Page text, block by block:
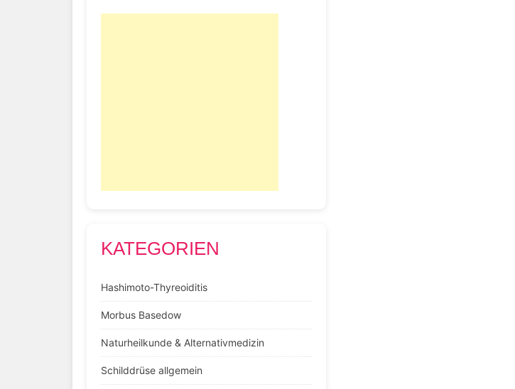
KATEGORIEN
Hashimoto-Thyreoiditis
Morbus Basedow
Naturheilkunde & Alternativmedizin
Schilddrüse allgemein